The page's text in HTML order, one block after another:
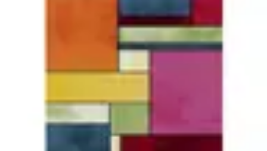
Techniques de GestionIrrigation et
Pratiques ÉcologiquesGestion Durable